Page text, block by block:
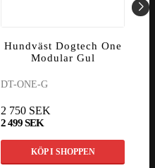
Hundväst Dogtech One
Modular Gul
DT-ONE-G
2 750 SEK
2 499 SEK
KÖP I SHOPPEN